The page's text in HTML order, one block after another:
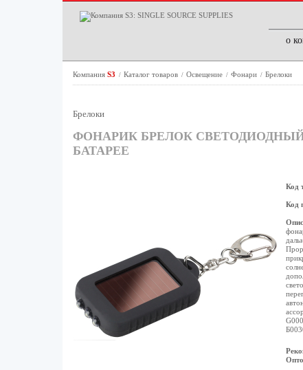
о
Компания S3 / Каталог товаров / Освещение / Фонари / Брелоки
Брелоки
ФОНАРИК БРЕЛОК
БАТАРЕЕ
Код
Код